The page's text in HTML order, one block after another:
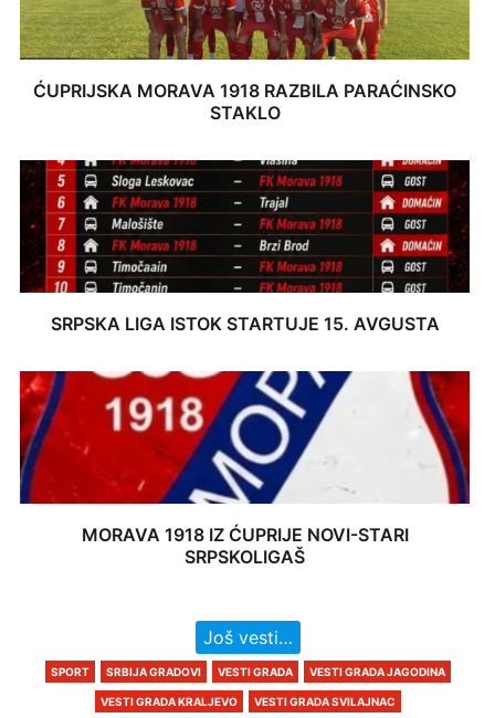
ĆUPRIJSKA MORAVA 1918 RAZBILA PARAĆINSKO
STAKLO
SRPSKA LIGA ISTOK STARTUJE 15. AVGUSTA
MORAVA 1918 IZ ĆUPRIJE NOVI-STARI
SRPSKOLIGAŠ
Još vesti…
SPORT SRBIJA GRADOVI VESTI GRADA VESTI GRADA JAGODINA
VESTI GRADA KRALJEVO VESTI GRADA SVILAJNAC